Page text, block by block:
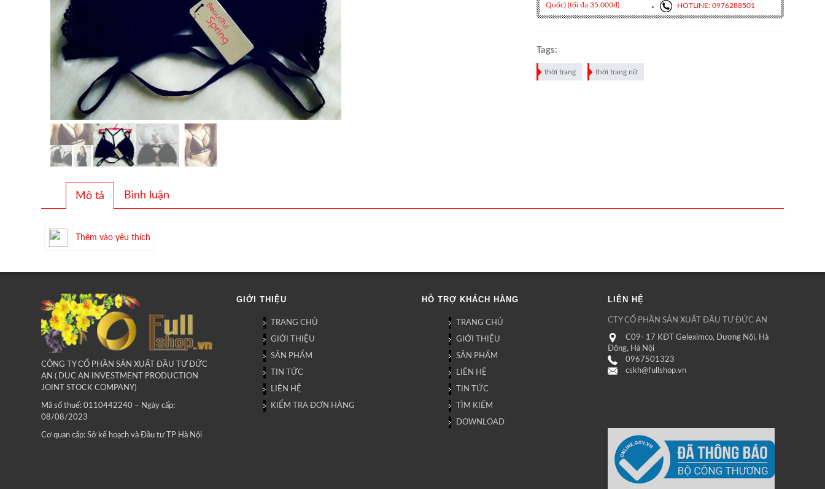
Quốc) (tối đa 35.000đ)
HOTLINE: 0976288501
Tags:
thời trang thời trang nữ
Mô tả Bình luận
Thêm vào yêu thích
CÔNG TY CỔ PHẦN SẢN XUẤT ĐẦU TƯ ĐỨC
AN ( DUC AN INVESTMENT PRODUCTION
JOINT STOCK COMPANY)
Mã số thuế: 0110442240 – Ngày cấp:
08/08/2023
Cơ quan cấp: Sở kế hoạch và Đầu tư TP Hà Nội
GIỚI THIỆU
TRANG CHỦ
GIỚI THIỆU
SẢN PHẨM
TIN TỨC
LIÊN HỆ
KIỂM TRA ĐƠN HÀNG
HỖ TRỢ KHÁCH HÀNG
TRANG CHỦ
GIỚI THIỆU
SẢN PHẨM
LIÊN HỆ
TIN TỨC
TÌM KIẾM
DOWNLOAD
LIÊN HỆ
CTY CỔ PHẦN SẢN XUẤT ĐẦU TƯ ĐỨC AN
C09- 17 KĐT Geleximco, Dương Nội, Hà
Đông, Hà Nội
0967501323
cskh@fullshop.vn